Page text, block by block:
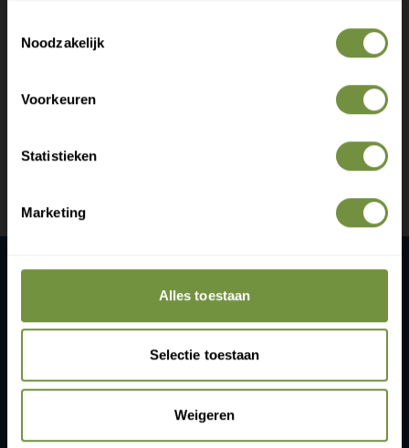
Noodzakelijk
Voorkeuren
Statistieken
Marketing
Alles toestaan
Selectie toestaan
Weigeren
info@thuiszorgwinkelonline.nl
ThuiszorgWinkelOnline.nl
Gijsbrecht van Amstelstaat 258
+31 (0)20 760 47 20
info@thuiszorgwinkelonline.nl
Deskundige tips over zorg en herstel